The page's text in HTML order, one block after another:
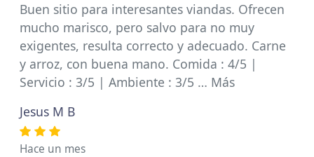
Buen sitio para interesantes viandas. Ofrecen
mucho marisco, pero salvo para no muy
exigentes, resulta correcto y adecuado. Carne
y arroz, con buena mano. Comida : 4/5 |
Servicio : 3/5 | Ambiente : 3/5 … Más
Jesus M B
Hace un mes